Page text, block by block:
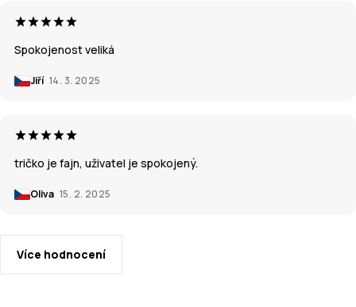
Spokojenost veliká
Jiří 14. 3. 2025
tričko je fajn, uživatel je spokojený.
Oliva 15. 2. 2025
Více hodnocení